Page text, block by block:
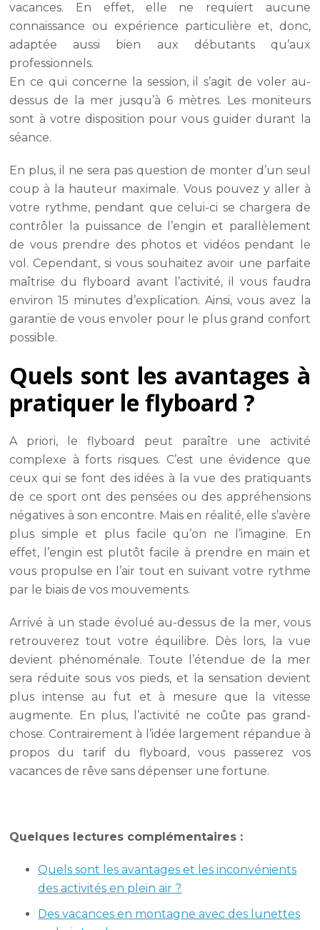
vacances. En effet, elle ne requiert aucune
connaissance ou expérience particulière et, donc,
adaptée aussi bien aux débutants qu’aux
professionnels.
En ce qui concerne la session, il s’agit de voler au-
dessus de la mer jusqu’à 6 mètres. Les moniteurs
sont à votre disposition pour vous guider durant la
séance.
En plus, il ne sera pas question de monter d’un seul
coup à la hauteur maximale. Vous pouvez y aller à
votre rythme, pendant que celui-ci se chargera de
contrôler la puissance de l’engin et parallèlement
de vous prendre des photos et vidéos pendant le
vol. Cependant, si vous souhaitez avoir une parfaite
maîtrise du flyboard avant l’activité, il vous faudra
environ 15 minutes d’explication. Ainsi, vous avez la
garantie de vous envoler pour le plus grand confort
possible.
Quels sont les avantages à
pratiquer le flyboard ?
A priori, le flyboard peut paraître une activité
complexe à forts risques. C’est une évidence que
ceux qui se font des idées à la vue des pratiquants
de ce sport ont des pensées ou des appréhensions
négatives à son encontre. Mais en réalité, elle s’avère
plus simple et plus facile qu’on ne l’imagine. En
effet, l’engin est plutôt facile à prendre en main et
vous propulse en l’air tout en suivant votre rythme
par le biais de vos mouvements.
Arrivé à un stade évolué au-dessus de la mer, vous
retrouverez tout votre équilibre. Dès lors, la vue
devient phénoménale. Toute l’étendue de la mer
sera réduite sous vos pieds, et la sensation devient
plus intense au fut et à mesure que la vitesse
augmente. En plus, l’activité ne coûte pas grand-
chose. Contrairement à l’idée largement répandue à
propos du tarif du flyboard, vous passerez vos
vacances de rêve sans dépenser une fortune.
Quelques lectures complémentaires :
Quels sont les avantages et les inconvénients
des activités en plein air ?
Des vacances en montagne avec des lunettes